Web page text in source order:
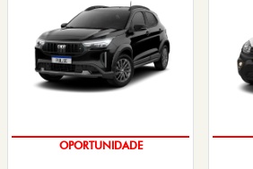
OPORTUNIDADE